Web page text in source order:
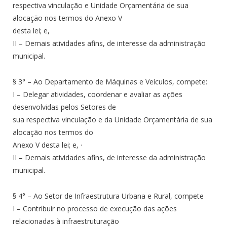
respectiva vinculação e Unidade Orçamentária de sua
alocação nos termos do Anexo V
desta lei; e,
II – Demais atividades afins, de interesse da administração
municipal.
§ 3° – Ao Departamento de Máquinas e Veículos, compete:
I – Delegar atividades, coordenar e avaliar as ações
desenvolvidas pelos Setores de
sua respectiva vinculação e da Unidade Orçamentária de sua
alocação nos termos do
Anexo V desta lei; e, ·
II – Demais atividades afins, de interesse da administração
municipal.
§ 4° – Ao Setor de Infraestrutura Urbana e Rural, compete
I – Contribuir no processo de execução das ações
relacionadas à infraestruturação